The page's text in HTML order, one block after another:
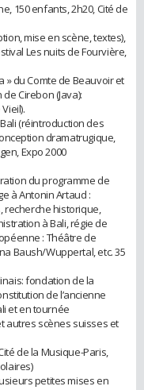
150 enfants, 2h20, Cité de
mise en scène, textes),
Les nuits de Fourvière,
» du Comte de Beauvoir et
Cirebon (Java):
(réintroduction des
dramatrugique,
Expo 2000
du programme de
à Antonin Artaud :
recherche historique,
à Bali, régie de
: Théâtre de
Baush/Wuppertal, etc. 35
fondation de la
de l’ancienne
et en tournée
autres scènes suisses et
de la Musique-Paris,
petites mises en